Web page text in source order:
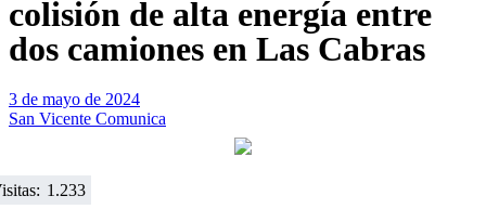
colisión de alta energía entre
dos camiones en Las Cabras
3 de mayo de 2024
San Vicente Comunica
1.233